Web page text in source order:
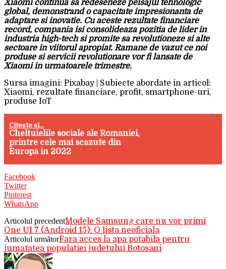
Xiaomi continua sa redeseneze peisajul tehnologic
global, demonstrand o capacitate impresionanta de
adaptare si inovatie. Cu aceste rezultate financiare
record, compania isi consolideaza pozitia de lider in
industria high-tech si promite sa revolutioneze si alte
sectoare in viitorul apropiat. Ramane de vazut ce noi
produse si servicii revolutionare vor fi lansate de
Xiaomi in urmatoarele trimestre.
Sursa imagini: Pixabay | Subiecte abordate in articol:
Xiaomi, rezultate financiare, profit, smartphone-uri,
produse IoT
Citeste si...
Cheltuielile sociale ale Romaniei,
printre cele mai scazute din
Europa in 2022
Facebook
Twitter
Pinterest
WhatsApp
Articolul precedentModele Samsung care nu vor primi
One UI 7 (Android 15): O lista neoficiala
Articolul următorFara acces la apa potabila pentru
jumatatea populatiei judetului Botosani